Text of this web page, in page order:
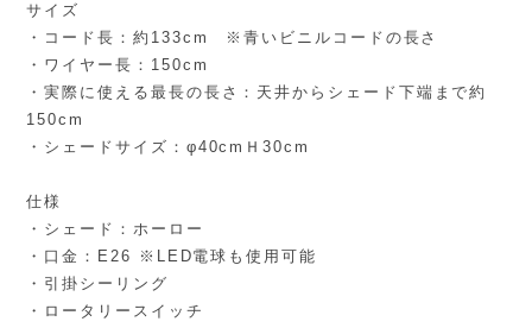
サイズ
・コード長：約133cm ※青いビニルコードの長さ
・ワイヤー長：150cm
・実際に使える最長の長さ：天井からシェード下端まで約
150cm
・シェードサイズ：φ40cmＨ30cm
仕様
・シェード：ホーロー
・口金：E26 ※LED電球も使用可能
・引掛シーリング
・ロータリースイッチ